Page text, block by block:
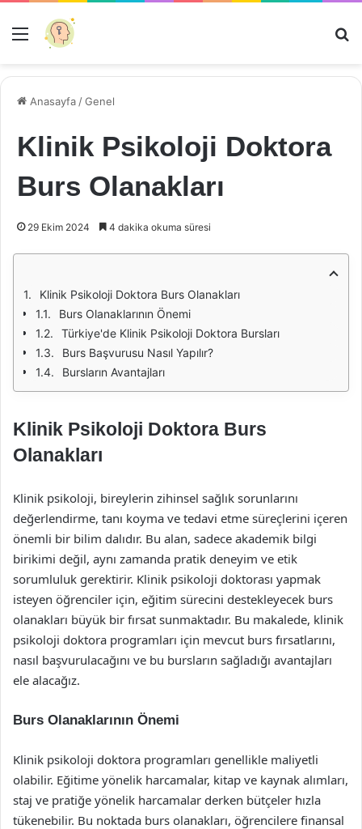
Menü
Anasayfa /Genel
Klinik Psikoloji Doktora
Burs Olanakları
29 Ekim 2024 4 dakika okuma süresi
Klinik Psikoloji Doktora Burs Olanakları
Burs Olanaklarının Önemi
Türkiye'de Klinik Psikoloji Doktora Bursları
Burs Başvurusu Nasıl Yapılır?
Bursların Avantajları
Klinik Psikoloji Doktora Burs
Olanakları
Klinik psikoloji, bireylerin zihinsel sağlık sorunlarını
değerlendirme, tanı koyma ve tedavi etme süreçlerini içeren
önemli bir bilim dalıdır. Bu alan, sadece akademik bilgi
birikimi değil, aynı zamanda pratik deneyim ve etik
sorumluluk gerektirir. Klinik psikoloji doktorası yapmak
isteyen öğrenciler için, eğitim sürecini destekleyecek burs
olanakları büyük bir fırsat sunmaktadır. Bu makalede, klinik
psikoloji doktora programları için mevcut burs fırsatlarını,
nasıl başvurulacağını ve bu bursların sağladığı avantajları
ele alacağız.
Burs Olanaklarının Önemi
Klinik psikoloji doktora programları genellikle maliyetli
olabilir. Eğitime yönelik harcamalar, kitap ve kaynak alımları,
staj ve pratiğe yönelik harcamalar derken bütçeler hızla
tükenebilir. Bu noktada burs olanakları, öğrencilere finansal